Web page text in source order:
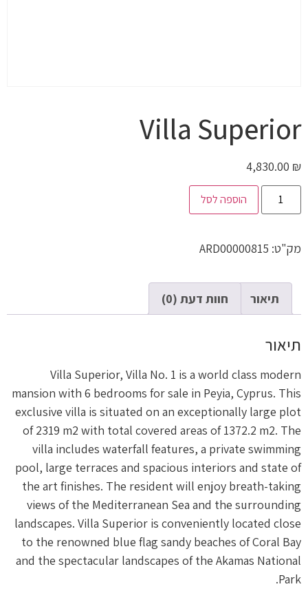
Villa Superior
4,830.00 ₪
הוספה לסל
מק"ט: ARD00000815
תיאור חוות דעת (0)
תיאור
Villa Superior, Villa No. 1 is a world class modern
mansion with 6 bedrooms for sale in Peyia, Cyprus. This
exclusive villa is situated on an exceptionally large plot
of 2319 m2 with total covered areas of 1372.2 m2. The
villa includes waterfall features, a private swimming
pool, large terraces and spacious interiors and state of
the art finishes. The resident will enjoy breath-taking
views of the Mediterranean Sea and the surrounding
landscapes. Villa Superior is conveniently located close
to the renowned blue flag sandy beaches of Coral Bay
and the spectacular landscapes of the Akamas National
Park.